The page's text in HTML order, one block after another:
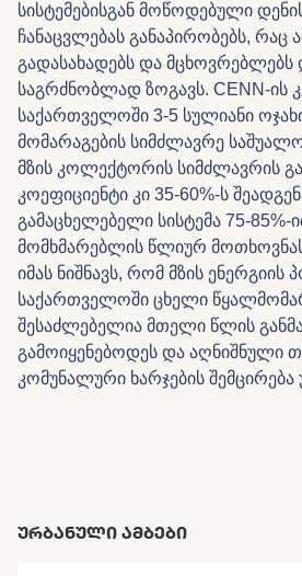
სისტემებისგან მოწოდებული
ჩანაცვლებას განაპირობებს, რაც
გადასახადებს და მცხოვრებლებს
საგრძნობლად ზოგავს. CENN-ის
საქართველოში 3-5 სულიანი
მომარაგების სიმძლავრე
მზის კოლექტორის სიმძლავრის
კოეფიციენტი კი 35-60%-ს
გამაცხელებელი სისტემა 75-85%-
მომხმარებლის წლიურ
იმას ნიშნავს, რომ მზის ენერგიის
საქართველოში ცხელი
შესაძლებელია მთელი წლის
გამოიყენებოდეს და აღნიშნული
კომუნალური ხარჯების
ᲣᲠᲑᲐᲜᲣᲚᲘ ᲐᲛᲑᲔᲑᲘ